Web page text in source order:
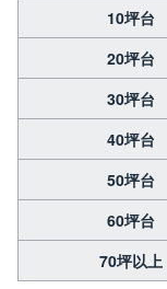
10坪台
20坪台
30坪台
40坪台
50坪台
60坪台
70坪以上